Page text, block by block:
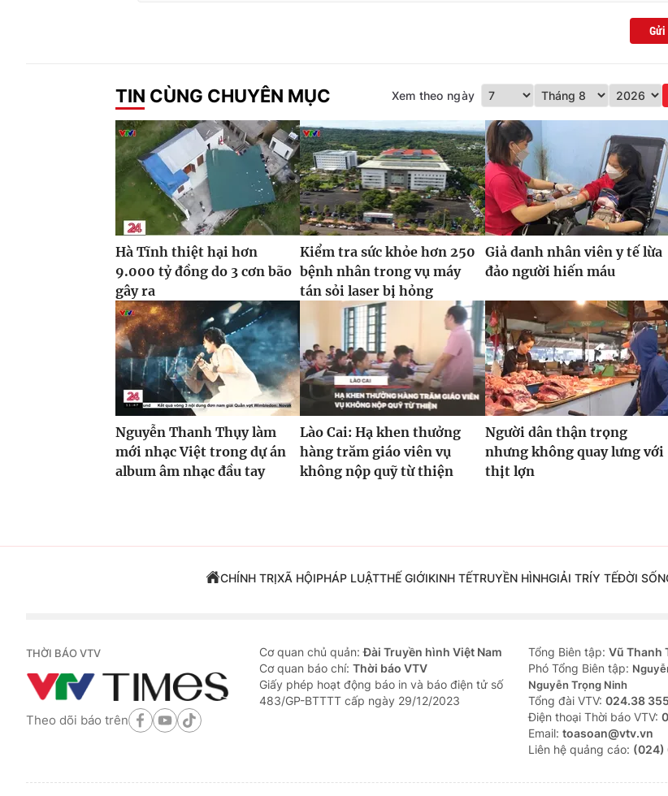
Gửi
TIN CÙNG CHUYÊN MỤC Xem theo ngày
Hà Tĩnh thiệt hại hơn
9.000 tỷ đồng do 3 cơn bão
gây ra
Kiểm tra sức khỏe hơn 250
bệnh nhân trong vụ máy
tán sỏi laser bị hỏng
Giả danh nhân viên y tế lừa
đảo người hiến máu
Nguyễn Thanh Thụy làm
mới nhạc Việt trong dự án
album âm nhạc đầu tay
Lào Cai: Hạ khen thưởng
hàng trăm giáo viên vụ
không nộp quỹ từ thiện
Người dân thận trọng
nhưng không quay lưng với
thịt lợn
CHÍNH TRỊXÃ HỘIPHÁP LUẬTTHẾ GIỚIKINH TẾTRUYỀN HÌNHGIẢI TRÍY TẾĐỜI
THỜI BÁO VTV
Theo dõi báo trên
Cơ quan chủ quản:Đài Truyền hình Việt Nam
Cơ quan báo chí: Thời báo VTV
Giấy phép hoạt động báo in và báo điện tử số
483/GP-BTTTT cấp ngày 29/12/2023
Tổng Biên tập: Vũ Thanh
Phó Tổng Biên tập:
Nguyễn Trọng Ninh
Tổng đài VTV: 024.38
Ðiện thoại Thời báo VTV:
Email: toasoan@vtv.vn
Liên hệ quảng cáo: (024)